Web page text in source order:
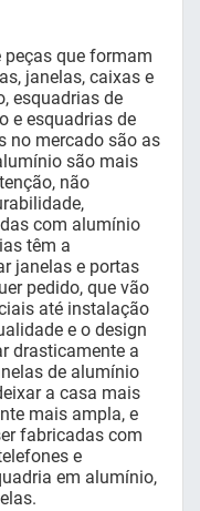
que formam
janelas, caixas e
esquadrias de
e esquadrias de
no mercado são as
são mais
não
com alumínio
têm a
janelas e portas
pedido, que vão
até instalação
e o design
drasticamente a
de alumínio
a casa mais
mais ampla, e
fabricadas com
e
em alumínio,